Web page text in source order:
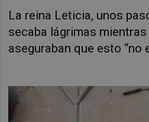
La reina Leticia, unos
secaba lágrimas
aseguraban que esto “no